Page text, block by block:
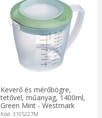
Keverő és mérőbögre,
tetővel, műanyag, 1400ml,
Green Mint - Westmark
Kód: 3105227M